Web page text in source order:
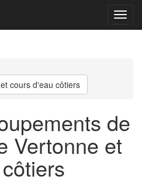
Menu
cours d'eau côtiers
de
Vertonne et